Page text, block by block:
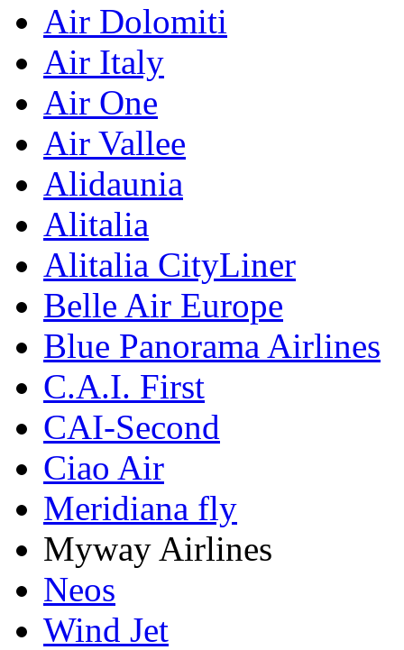
Air Dolomiti
Air Italy
Air One
Air Vallee
Alidaunia
Alitalia
Alitalia CityLiner
Belle Air Europe
Blue Panorama Airlines
C.A.I. First
CAI-Second
Ciao Air
Meridiana fly
Myway Airlines
Neos
Wind Jet